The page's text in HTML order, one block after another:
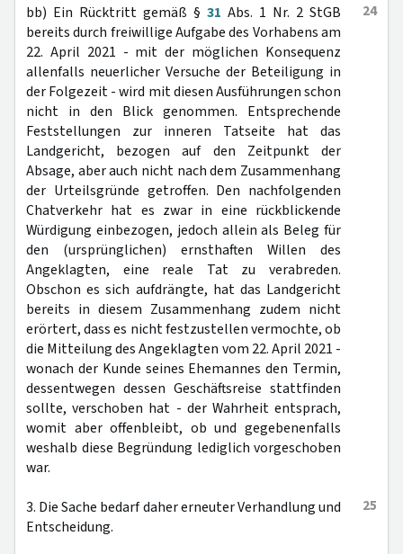
24
bb) Ein Rücktritt gemäß § 31 Abs. 1 Nr. 2 StGB
bereits durch freiwillige Aufgabe des Vorhabens am
22. April 2021 - mit der möglichen Konsequenz
allenfalls neuerlicher Versuche der Beteiligung in
der Folgezeit - wird mit diesen Ausführungen schon
nicht in den Blick genommen. Entsprechende
Feststellungen zur inneren Tatseite hat das
Landgericht, bezogen auf den Zeitpunkt der
Absage, aber auch nicht nach dem Zusammenhang
der Urteilsgründe getroffen. Den nachfolgenden
Chatverkehr hat es zwar in eine rückblickende
Würdigung einbezogen, jedoch allein als Beleg für
den (ursprünglichen) ernsthaften Willen des
Angeklagten, eine reale Tat zu verabreden.
Obschon es sich aufdrängte, hat das Landgericht
bereits in diesem Zusammenhang zudem nicht
erörtert, dass es nicht festzustellen vermochte, ob
die Mitteilung des Angeklagten vom 22. April 2021 -
wonach der Kunde seines Ehemannes den Termin,
dessentwegen dessen Geschäftsreise stattfinden
sollte, verschoben hat - der Wahrheit entsprach,
womit aber offenbleibt, ob und gegebenenfalls
weshalb diese Begründung lediglich vorgeschoben
war.
25
3. Die Sache bedarf daher erneuter Verhandlung und
Entscheidung.